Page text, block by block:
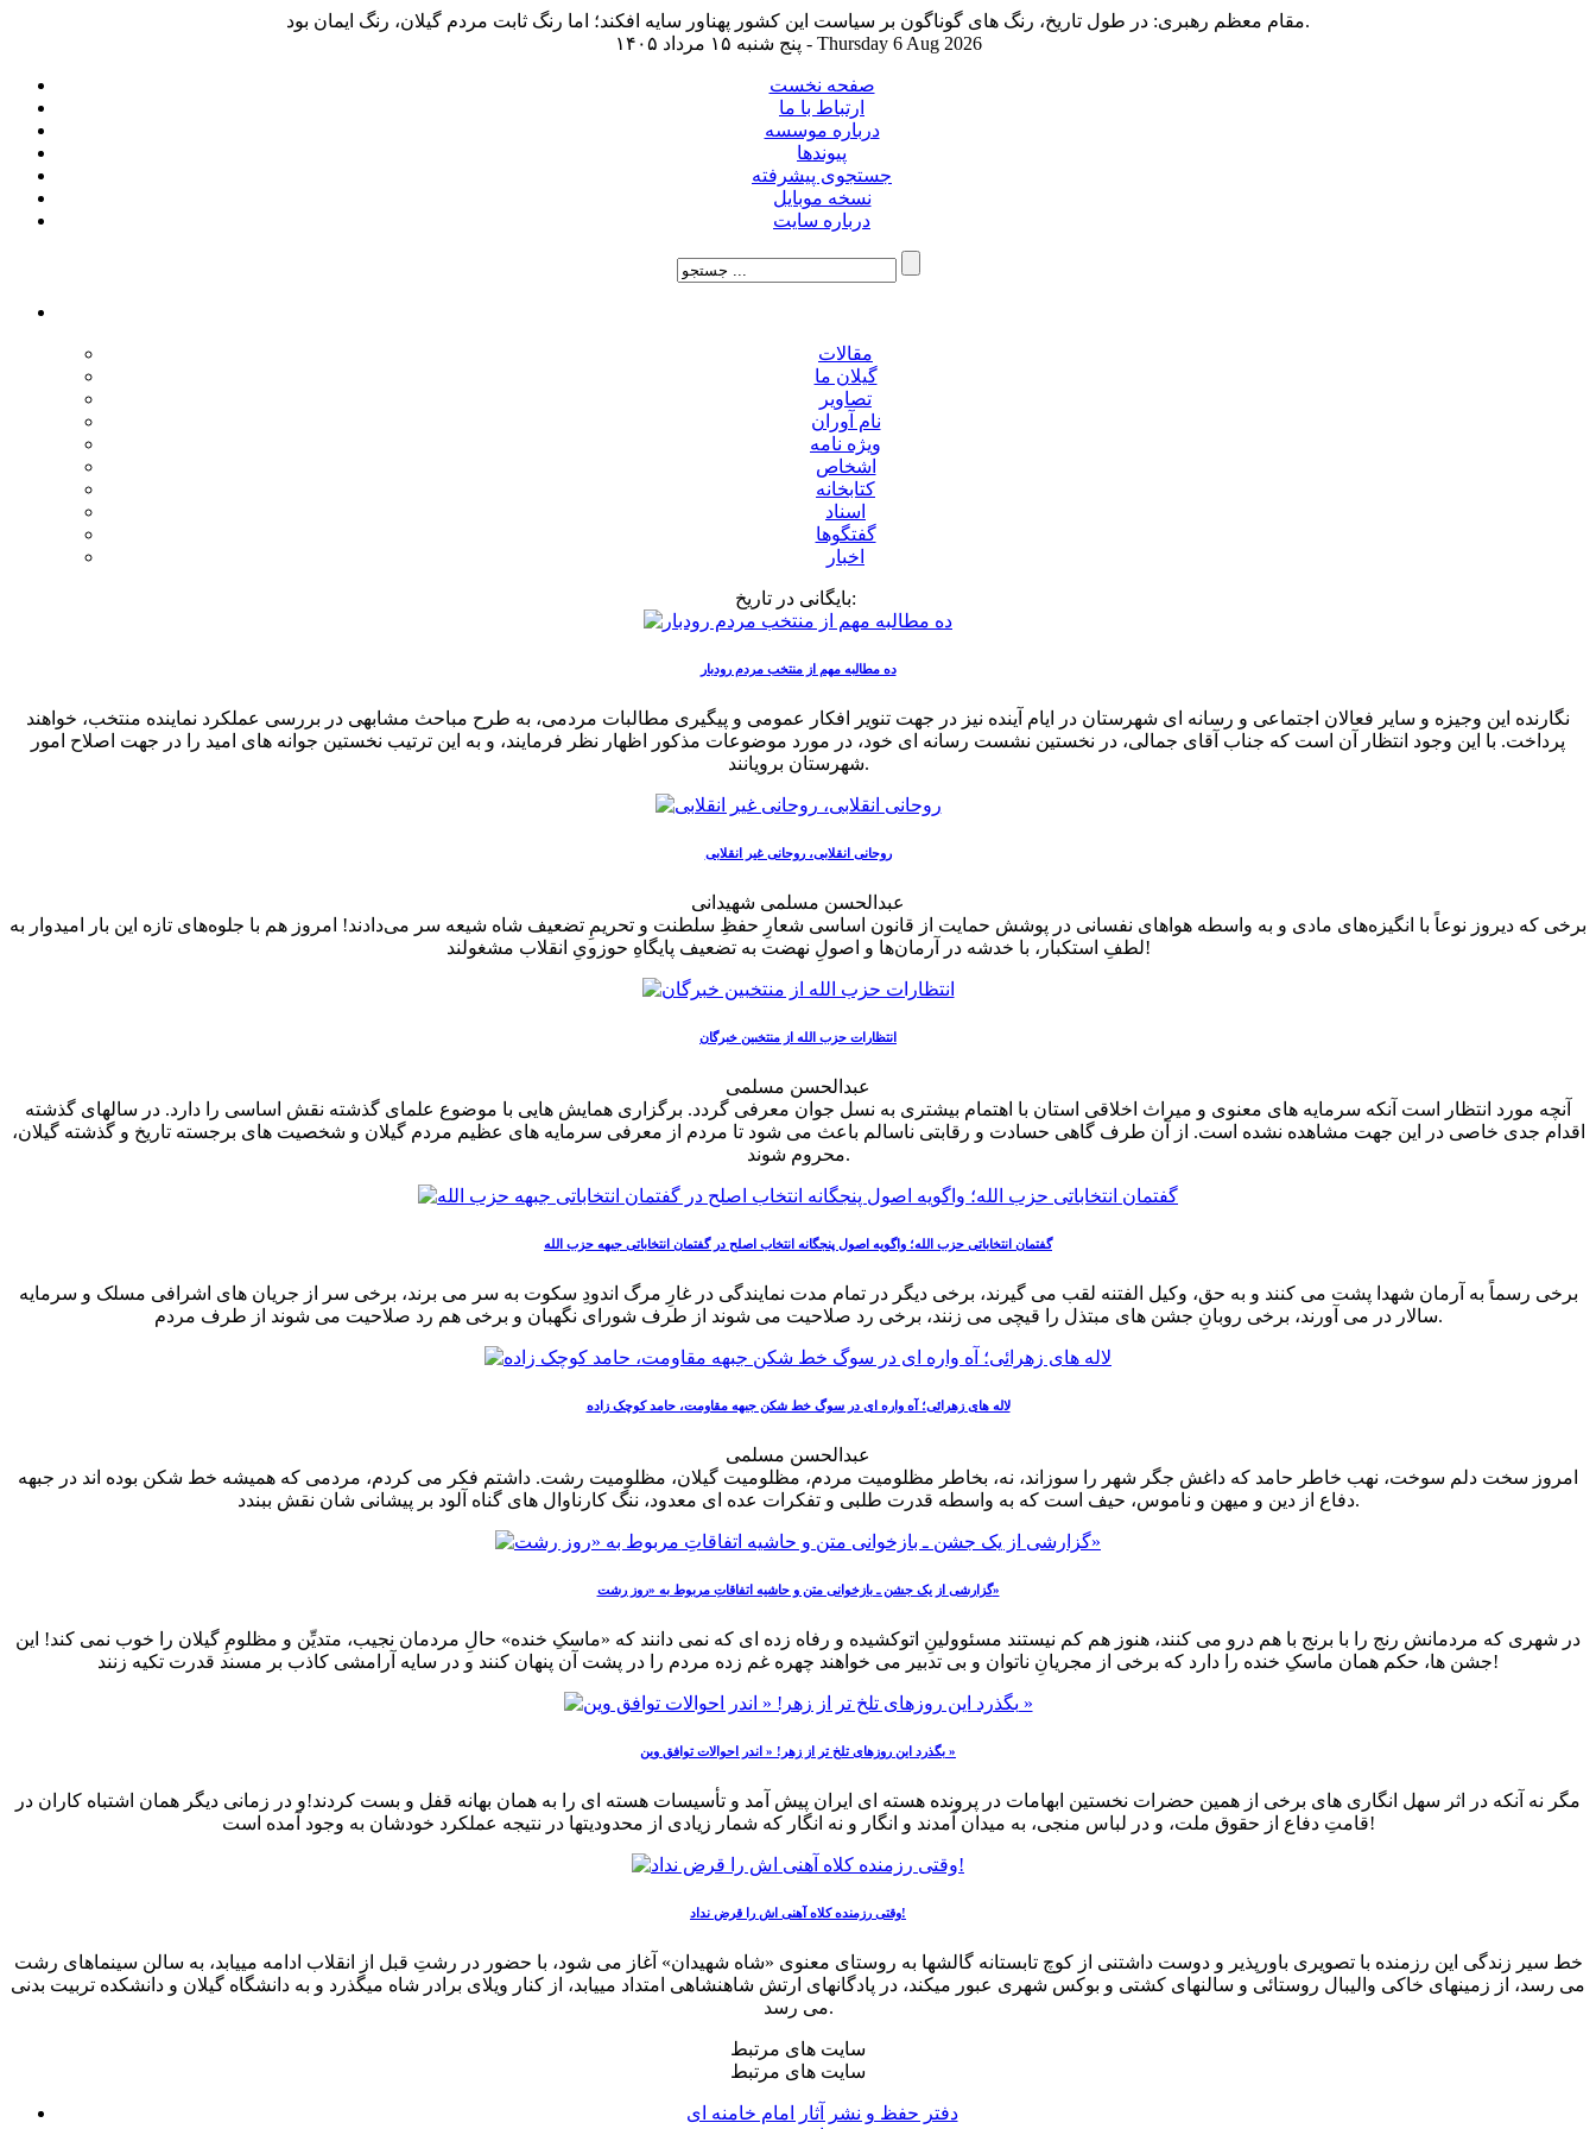
مقام معظم رهبری: در طول تاریخ، رنگ های گوناگون بر سیاست این کشور پهناور سایه افکند؛ اما رنگ ثابت مردم گیلان، رنگ ایمان بود.
پنج شنبه ۱۵ مرداد ۱۴۰۵ - Thursday 6 Aug 2026
صفحه نخست
ارتباط با ما
درباره موسسه
پیوندها
جستجوی پیشرفته
نسخه موبایل
درباره سایت
مقالات
گیلان ما
تصاویر
نام آوران
ویژه نامه
اشخاص
کتابخانه
اسناد
گفتگوها
اخبار
بایگانی در تاریخ:
ده مطالبه مهم از منتخب مردم رودبار
نگارنده این وجیزه و سایر فعالان اجتماعی و رسانه ای شهرستان در ایام آینده نیز در جهت تنویر افکار عمومی و پیگیری مطالبات مردمی، به طرح مباحث مشابهی در بررسی عملکرد نماینده منتخب، خواهند
پرداخت. با این وجود انتظار آن است که جناب آقای جمالی، در نخستین نشست رسانه ای خود، در مورد موضوعات مذکور اظهار نظر فرمایند، و به این ترتیب نخستین جوانه های امید را در جهت اصلاح امور
شهرستان برویانند.
روحانی انقلابی، روحانی غیر انقلابی
عبدالحسن مسلمی شهیدانی
برخی که دیروز نوعاً با انگیزه‌های مادی و به واسطه هواهای نفسانی در پوشش حمایت از قانون اساسی شعارِ حفظِ سلطنت و تحریمِ تضعیف شاه شیعه سر می‌دادند! امروز هم با جلوه‌های تازه این بار امیدوار به
لطفِ استکبار، با خدشه در آرمان‌ها و اصولِ نهضت به تضعیف پایگاهِ حوزویِ انقلاب مشغولند!
انتظارات حزب الله از منتخبین خبرگان
عبدالحسن مسلمی
آنچه مورد انتظار است آنکه سرمایه های معنوی و میراث اخلاقی استان با اهتمام بیشتری به نسل جوان معرفی گردد. برگزاری همایش هایی با موضوع علمای گذشته نقش اساسی را دارد. در سالهای گذشته
اقدام جدی خاصی در این جهت مشاهده نشده است. از آن طرف گاهی حسادت‌ و رقابتی ناسالم باعث می شود تا مردم از معرفی سرمایه های عظیم مردم گیلان و شخصیت های برجسته تاریخ و گذشته گیلان،
محروم شوند.
گفتمان انتخاباتی حزب الله؛ واگویه اصول پنجگانه انتخاب اصلح در گفتمان انتخاباتی جبهه حزب الله
برخی رسماً به آرمان شهدا پشت می کنند و به حق، وکیل الفتنه لقب می گیرند، برخی دیگر در تمام مدت نمایندگی در غارِ مرگ اندودِ سکوت به سر می برند، برخی سر از جریان های اشرافی مسلک و سرمایه
سالار در می آورند، برخی روبانِ جشن های مبتذل را قیچی می زنند، برخی رد صلاحیت می شوند از طرف شورای نگهبان و برخی هم رد صلاحیت می شوند از طرف مردم.
لاله های زهرائی؛ آه واره ای در سوگ خط شکن جبهه مقاومت، حامد کوچک زاده
عبدالحسن مسلمی
امروز سخت دلم سوخت، نهب خاطر حامد که داغش جگر شهر را سوزاند، نه، بخاطر مظلومیت مردم، مظلومیت گیلان، مظلومیت رشت. داشتم فکر می کردم، مردمی که همیشه خط شکن بوده اند در جبهه
دفاع از دین و میهن و ناموس، حیف است که به واسطه قدرت طلبی و تفکرات عده ای معدود، ننگ کارناوال های گناه آلود بر پیشانی شان نقش ببندد.
گزارشی از یک جشن ـ بازخوانی متن و حاشیه اتفاقاتِ مربوط به «روز رشت»
در شهری که مردمانش رنج را با برنج با هم درو می کنند، هنوز هم کم نیستند مسئوولینِ اتوکشیده و رفاه زده ای که نمی دانند که «ماسکِ خنده» حالِ مردمان نجیب، متدیِّن و مظلومِ گیلان را خوب نمی کند! این
جشن ها، حکم همان ماسکِ خنده را دارد که برخی از مجریانِ ناتوان و بی تدبیر می خواهند چهره غم زده مردم را در پشت آن پنهان کنند و در سایه آرامشی کاذب بر مسند قدرت تکیه زنند!
بگذرد این روزهای تلخ تر از زهر! « اندر احوالات توافق وین »
مگر نه آنکه در اثر سهل انگاری های برخی از همین حضرات نخستین ابهامات در پرونده هسته ای ایران پیش آمد و تأسیسات هسته ای را به همان بهانه قفل و بست کردند!و در زمانی دیگر همان اشتباه کاران در
قامتِ دفاع از حقوق ملت، و در لباس منجی، به میدان آمدند و انگار و نه انگار که شمار زیادی از محدودیتها در نتیجه عملکرد خودشان به وجود آمده است!
وقتی رزمنده کلاه آهنی ­اش را قرض نداد!
خط سیر زندگی این رزمنده با تصویری باورپذیر و دوست­ داشتنی از کوچ تابستانه گالش­ها به روستای معنوی «شاه شهیدان» آغاز می­ شود، با حضور در رشتِ قبل از انقلاب ادامه می­یابد، به سالن سینماهای رشت
می­ رسد، از زمین­های خاکی والیبال روستائی و سالن­های کشتی و بوکس شهری عبور می­کند، در پادگان­های ارتش شاهنشاهی امتداد می­یابد، از کنار ویلای برادر شاه می­گذرد و به دانشگاه گیلان و دانشکده تربیت بدنی
می­ رسد.
سایت های مرتبط
سایت های مرتبط
دفتر حفظ و نشر آثار امام خامنه ای